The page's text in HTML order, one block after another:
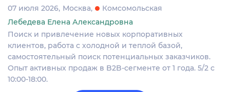
07 июля 2026 Москва
Комсомольская
Лебедева Елена Александровна
Поиск и привлечение новых корпоративных
клиентов, работа с холодной и теплой базой,
самостоятельный поиск потенциальных заказчиков.
Опыт активных продаж в B2B-сегменте от 1 года. 5/2 с
10:00-18:00.